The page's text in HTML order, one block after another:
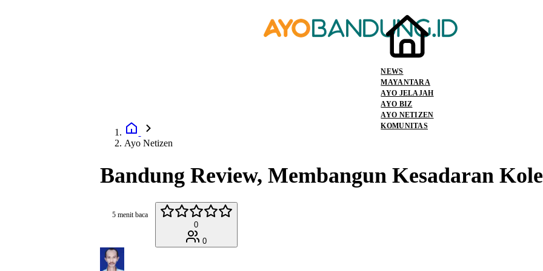
NEWS
MAYANTARA
AYO JELAJAH
AYO BIZ
AYO NETIZEN
KOMUNITAS
Ayo Netizen
Bandung Review, Membangun Kesadaran
5 menit baca
0
0